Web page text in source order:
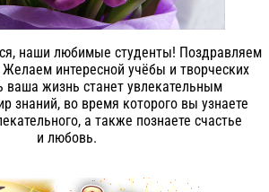
наши любимые студенты! Поздравляем
интересной учёбы и творческих
ваша жизнь станет увлекательным
знаний, во время которого вы узнаете
а также познаете счастье
и любовь.